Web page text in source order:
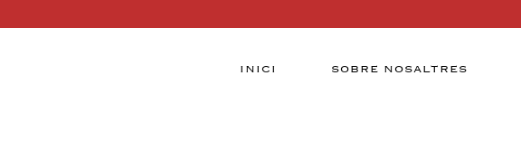
INICI SOBRE NOSALTRES